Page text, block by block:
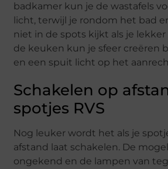
badkamer kun je de wastafels
licht, terwijl je rondom het bad
niet in de spots kijkt als je
de keuken kun je sfeer creëren
en een spuit licht op het
Schakelen op
spotjes RVS
Nog leuker wordt het als je
afstand laat schakelen. De
ongekend en de lampen van